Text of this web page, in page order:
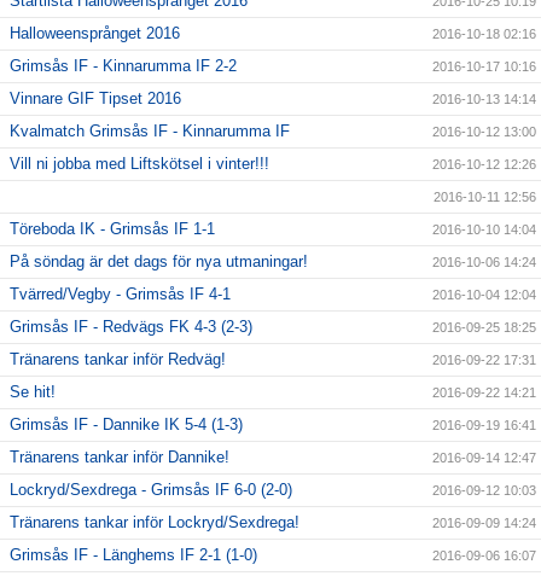
Halloweensprånget 2016 2016-10-18 02:16
Grimsås IF - Kinnarumma IF 2-2 2016-10-17 10:16
Vinnare GIF Tipset 2016 2016-10-13 14:14
Kvalmatch Grimsås IF - Kinnarumma IF 2016-10-12 13:00
Vill ni jobba med Liftskötsel i vinter!!! 2016-10-12 12:26
2016-10-11 12:56
Töreboda IK - Grimsås IF 1-1 2016-10-10 14:04
På söndag är det dags för nya utmaningar! 2016-10-06 14:24
Tvärred/Vegby - Grimsås IF 4-1 2016-10-04 12:04
Grimsås IF - Redvägs FK 4-3 (2-3) 2016-09-25 18:25
Tränarens tankar inför Redväg! 2016-09-22 17:31
Se hit! 2016-09-22 14:21
Grimsås IF - Dannike IK 5-4 (1-3) 2016-09-19 16:41
Tränarens tankar inför Dannike! 2016-09-14 12:47
Lockryd/Sexdrega - Grimsås IF 6-0 (2-0) 2016-09-12 10:03
Tränarens tankar inför Lockryd/Sexdrega! 2016-09-09 14:24
Grimsås IF - Länghems IF 2-1 (1-0) 2016-09-06 16:07